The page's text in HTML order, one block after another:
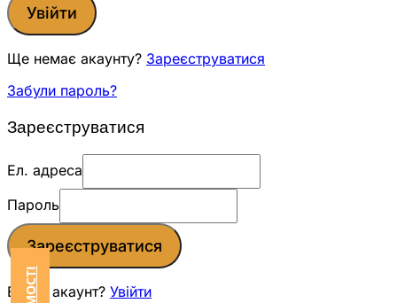
Увійти
Ще немає акаунту? Зареєструватися
Забули пароль?
Зареєструватися
Ел. адреса
Пароль
Зареєструватися
Вже є акаунт? Увійти